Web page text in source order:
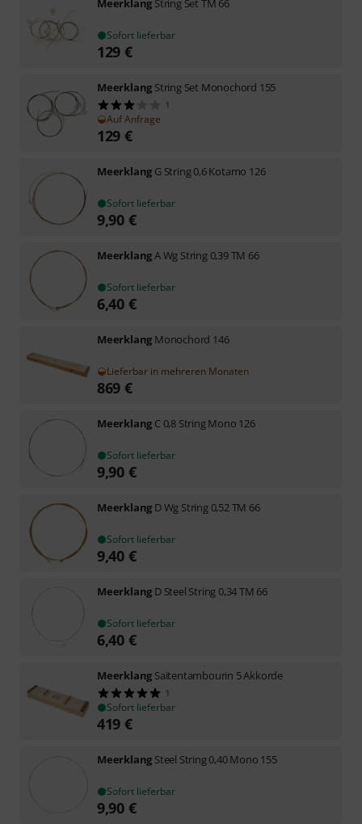
Sofort lieferbar
129 €
Meerklang String Set Monochord 155
1
Auf Anfrage
129 €
Meerklang G String 0,6 Kotamo 126
Sofort lieferbar
9,90 €
MeerklangA Wg String 0,39 TM 66
Sofort lieferbar
6,40 €
Meerklang Monochord 146
Lieferbar in mehreren Monaten
869 €
Meerklang C 0,8 String Mono 126
Sofort lieferbar
9,90 €
Meerklang D Wg String 0,52 TM 66
Sofort lieferbar
9,40 €
Meerklang D Steel String 0,34 TM 66
Sofort lieferbar
6,40 €
Meerklang Saitentambourin 5 Akkorde
1
Sofort lieferbar
419 €
Meerklang Steel String 0,40 Mono 155
Sofort lieferbar
9,90 €